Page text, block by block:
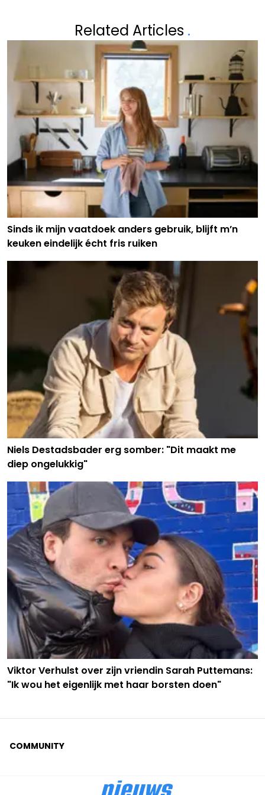
Related Articles .
Sinds ik mijn vaatdoek anders gebruik, blijft m’n
keuken eindelijk écht fris ruiken
Niels Destadsbader erg somber: "Dit maakt me
diep ongelukkig"
Viktor Verhulst over zijn vriendin Sarah Puttemans:
"Ik wou het eigenlijk met haar borsten doen"
COMMUNITY